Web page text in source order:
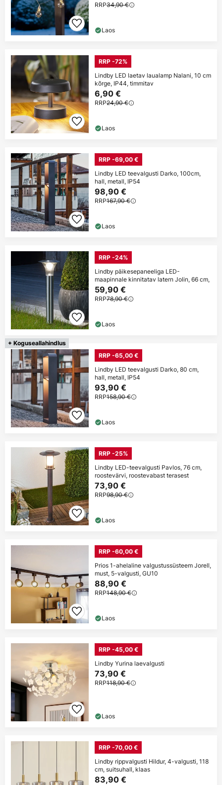
RRP34,90 €
Laos
RRP -72%
Lindby LED laetav laualamp Nalani, 10 cm
kõrge, IP44, timmitav
6,90 €
RRP24,90 €
Laos
RRP -69,00 €
Lindby LED teevalgusti Darko, 100cm,
hall, metall, IP54
98,90 €
RRP167,90 €
Laos
RRP -24%
Lindby päikesepaneeliga LED-
maapinnale kinnitatav latern Jolin, 66 cm,
59,90 €
RRP78,90 €
Laos
+ Koguseallahindlus
RRP -65,00 €
Lindby LED teevalgusti Darko, 80 cm,
hall, metall, IP54
93,90 €
RRP158,90 €
Laos
RRP -25%
Lindby LED-teevalgusti Pavlos, 76 cm,
roostevärvi, roostevabast terasest
73,90 €
RRP98,90 €
Laos
RRP -60,00 €
Prios 1-ahelaline valgustussüsteem Jorell,
must, 5-valgusti, GU10
88,90 €
RRP148,90 €
Laos
RRP -45,00 €
Lindby Yurina laevalgusti
73,90 €
RRP118,90 €
Laos
RRP -70,00 €
Lindby rippvalgusti Hildur, 4-valgusti, 118
cm, suitsuhall, klaas
83,90 €